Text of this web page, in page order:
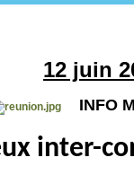
12 juin
INFO
inter-